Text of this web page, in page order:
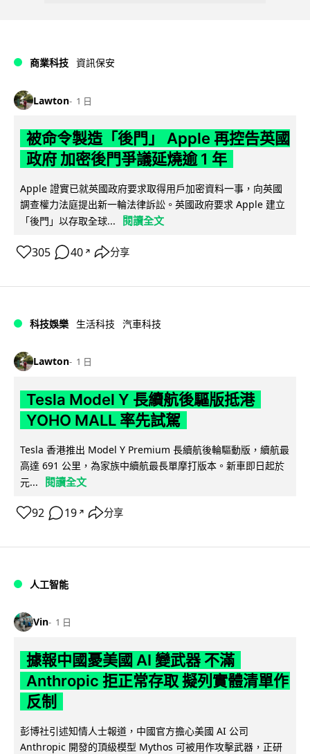
商業科技 資訊保安
Lawton 1 日
被命令製造「後門」 Apple 再控告英國
政府 加密後門爭議延燒逾 1 年
Apple 證實已就英國政府要求取得用戶加密資料一事，向英國
調查權力法庭提出新一輪法律訴訟。英國政府要求 Apple 建立
「後門」以存取全球...
閱讀全文
305 40 ↗ 分享
科技娛樂 生活科技 汽車科技
Lawton 1 日
Tesla Model Y 長續航後驅版抵港
YOHO MALL 率先試駕
Tesla 香港推出 Model Y Premium 長續航後輪驅動版，續航最
高達 691 公里，為家族中續航最長單摩打版本。新車即日起於
元...
閱讀全文
92 19 ↗ 分享
人工智能
Vin 1 日
據報中國憂美國 AI 變武器 不滿
Anthropic 拒正常存取 擬列實體清單作
反制
彭博社引述知情人士報道，中國官方擔心美國 AI 公司
Anthropic 開發的頂級模型 Mythos 可被用作攻擊武器，正研